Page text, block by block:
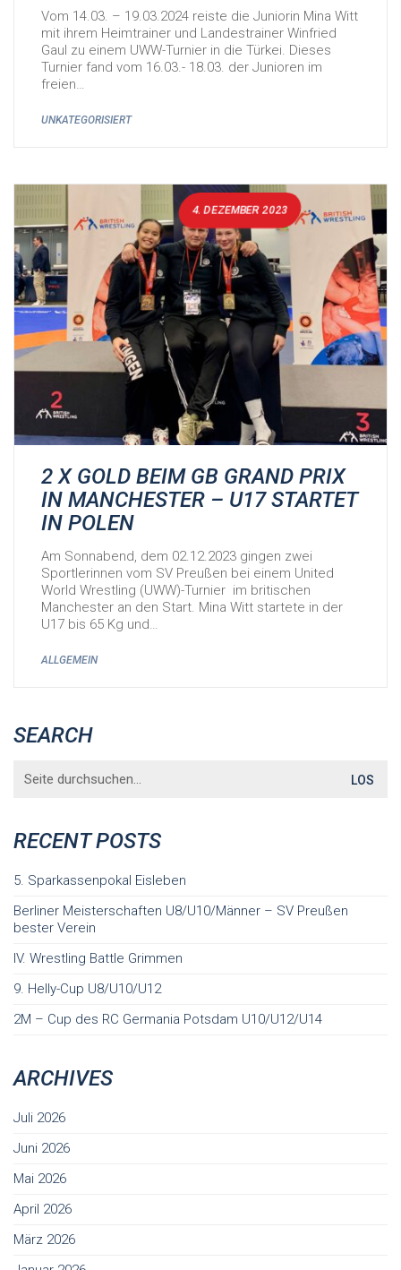
Vom 14.03. – 19.03.2024 reiste die Juniorin Mina Witt
mit ihrem Heimtrainer und Landestrainer Winfried
Gaul zu einem UWW-Turnier in die Türkei. Dieses
Turnier fand vom 16.03.- 18.03. der Junioren im
freien…
UNKATEGORISIERT
2 X GOLD BEIM GB GRAND PRIX
IN MANCHESTER – U17 STARTET
IN POLEN
Am Sonnabend, dem 02.12.2023 gingen zwei
Sportlerinnen vom SV Preußen bei einem United
World Wrestling (UWW)-Turnier im britischen
Manchester an den Start. Mina Witt startete in der
U17 bis 65 Kg und…
4. DEZEMBER 2023
ALLGEMEIN
SEARCH
for:
RECENT POSTS
5. Sparkassenpokal Eisleben
Berliner Meisterschaften U8/U10/Männer – SV Preußen
bester Verein
IV. Wrestling Battle Grimmen
9. Helly-Cup U8/U10/U12
2M – Cup des RC Germania Potsdam U10/U12/U14
ARCHIVES
Juli 2026
Juni 2026
Mai 2026
April 2026
März 2026